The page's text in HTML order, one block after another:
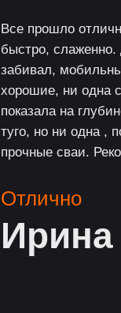
Все прошло
быстро, слаженно.
забивал,
хорошие, ни одна
показала на
туго, но ни одна ,
прочные сваи.
Отлично